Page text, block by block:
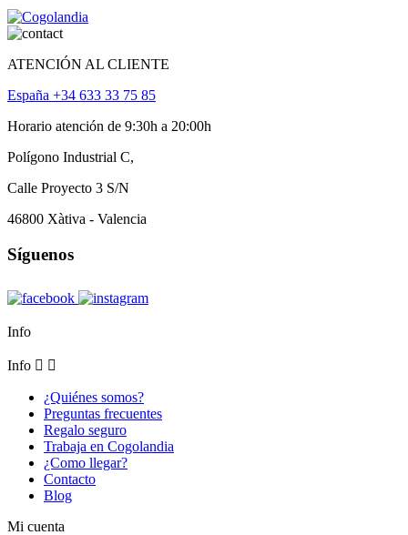
ATENCIÓN AL CLIENTE
España +34 633 33 75 85
Horario atención de 9:30h a 20:00h
Polígono Industrial C,
Calle Proyecto 3 S/N
46800 Xàtiva - Valencia
Síguenos
Info
Info  
¿Quiénes somos?
Preguntas frecuentes
Regalo seguro
Trabaja en Cogolandia
¿Como llegar?
Contacto
Blog
Mi cuenta